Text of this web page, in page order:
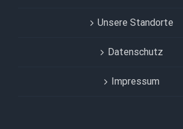
Unsere Standorte
Datenschutz
Impressum